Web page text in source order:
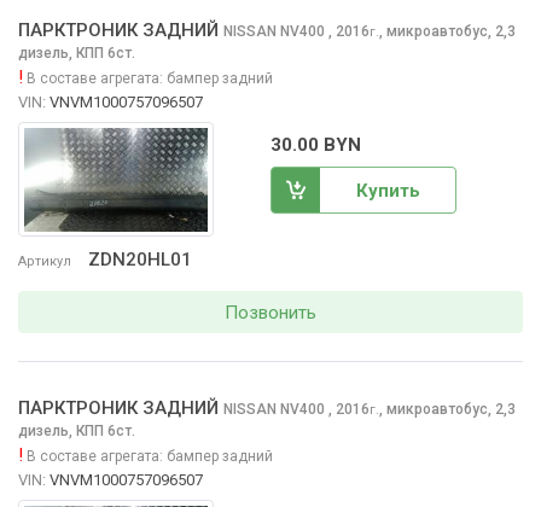
Артикул ZDN20HL01
ПАРКТРОНИК ЗАДНИЙ NISSAN NV400 , 2016г. микроавтобус, 2,3
дизель, КПП 6ст.
! В составе агрегата: бампер задний
VIN: VNVM1000757096507
30.00 BYN
Купить
Позвонить
ПАРКТРОНИК ЗАДНИЙ NISSAN NV400 , 2016г. микроавтобус, 2,3
дизель, КПП 6ст.
! В составе агрегата: бампер задний
VIN: VNVM1000757096507